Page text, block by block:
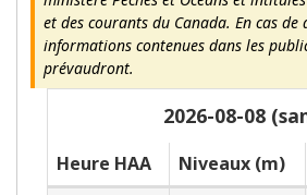
et des courants du Canada. En cas de
informations contenues dans les
prévaudront.
2026-08-08
Heure HAA Niveaux (m)